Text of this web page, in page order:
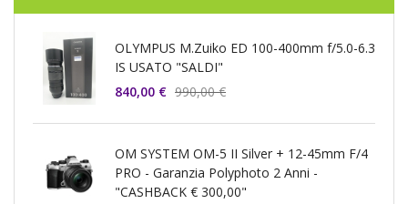
OLYMPUS M.Zuiko ED 100-400mm f/5.0-6.3
IS USATO "SALDI"
840,00 € 990,00 €
OM SYSTEM OM-5 II Silver + 12-45mm F/4
PRO - Garanzia Polyphoto 2 Anni -
"CASHBACK € 300,00"